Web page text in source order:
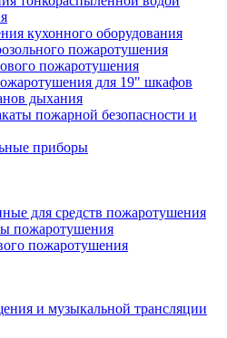
кухонного оборудования
пожаротушения
пожаротушения
для 19" шкафов
дыхания
пожарной безопасности и
приборы
для средств пожаротушения
пожаротушения
пожаротушения
и музыкальной трансляции